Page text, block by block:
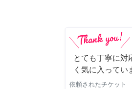
とても丁寧に対
く気に入ってい
依頼されたチケット